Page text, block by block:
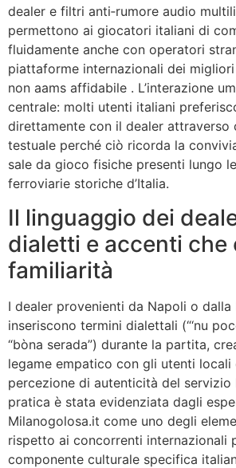
dealer e filtri anti‑rumore audio
permettono ai giocatori italiani di
fluidamente anche con operatori
piattaforme internazionali dei
non aams affidabile . L’interazione
centrale: molti utenti italiani
direttamente con il dealer attraverso
testuale perché ciò ricorda la
sale da gioco fisiche presenti lungo
ferroviarie storiche d’Italia.
Il linguaggio dei
dialetti e accenti che
familiarità
I dealer provenienti da Napoli o dalla
inseriscono termini dialettali (“‘nu
“bòna serada”) durante la partita,
legame empatico con gli utenti locali
percezione di autenticità del servizio
pratica è stata evidenziata dagli
Milanogolosa.it come uno degli
rispetto ai concorrenti internazionali
componente culturale specifica